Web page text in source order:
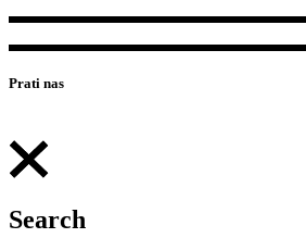
Prati nas
Search